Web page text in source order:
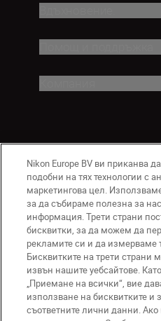
BG Nikon Sites
Връзка с нас
Условия за използване
Съобщение за бисквитки
Настройки за
Nikon Europe BV ви приканва
подобни на тях технологии с
маркетингова цел.
за да събираме полезна за
информация. Трети страни
бисквитки, за да можем да
рекламите си и да измерваме
Бисквитките на трети страни
извън нашите уебсайтове.
„Приемане на всички“, вие
използване на бисквитките и
съответните лични данни. Ако